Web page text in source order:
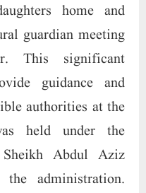
home and
guardian meeting
This significant
guidance and
authorities at the
held under the
Sheikh Abdul Aziz
administration.